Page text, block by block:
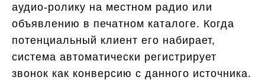
аудио-ролику на местном радио или
объявлению в печатном каталоге. Когда
потенциальный клиент его набирает,
система автоматически регистрирует
звонок как конверсию с данного источника.